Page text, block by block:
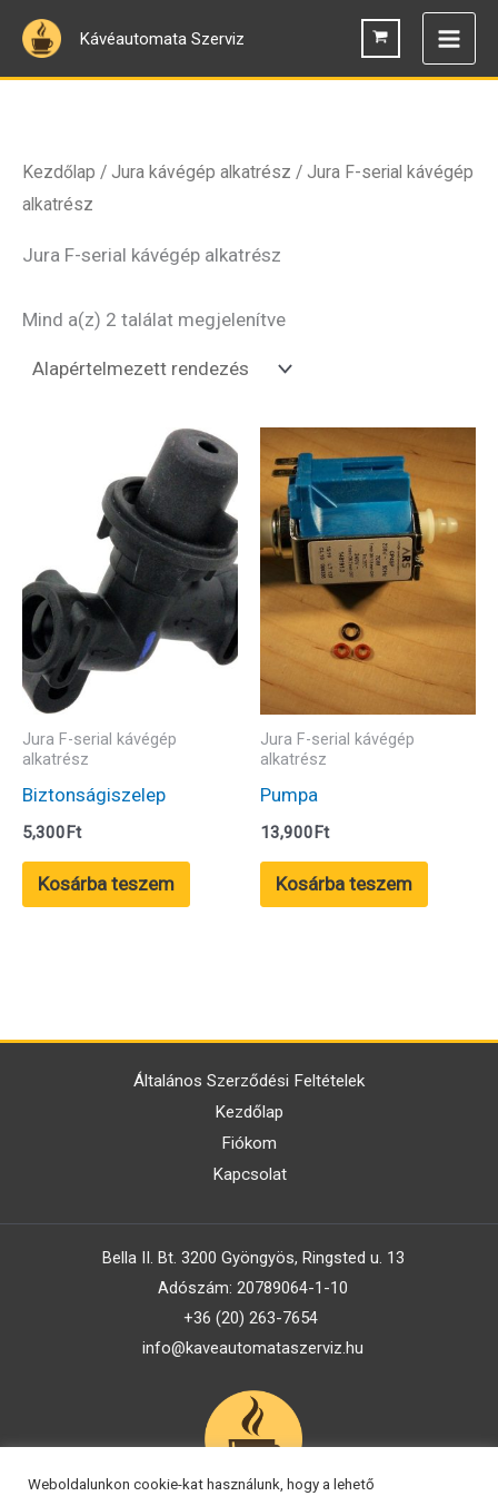
Skip
content
Kávéautomata Szerviz
Kezdőlap / Jura kávégép alkatrész / Jura F-serial kávégép
alkatrész
Jura F-serial kávégép alkatrész
Mind a(z) 2 találat megjelenítve
Jura F-serial kávégép
alkatrész
Biztonságiszelep
5,300Ft
Kosárba teszem
Jura F-serial kávégép
alkatrész
Pumpa
13,900Ft
Kosárba teszem
Általános Szerződési Feltételek
Kezdőlap
Fiókom
Kapcsolat
Bella II. Bt. 3200 Gyöngyös, Ringsted u. 13
Adószám: 20789064-1-10
+36 (20) 263-7654
info@kaveautomataszerviz.hu
Weboldalunkon cookie-kat használunk, hogy a lehető